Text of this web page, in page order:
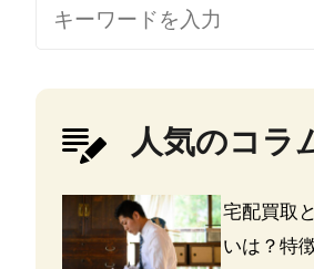
人気のコラ
宅配買取
いは？特